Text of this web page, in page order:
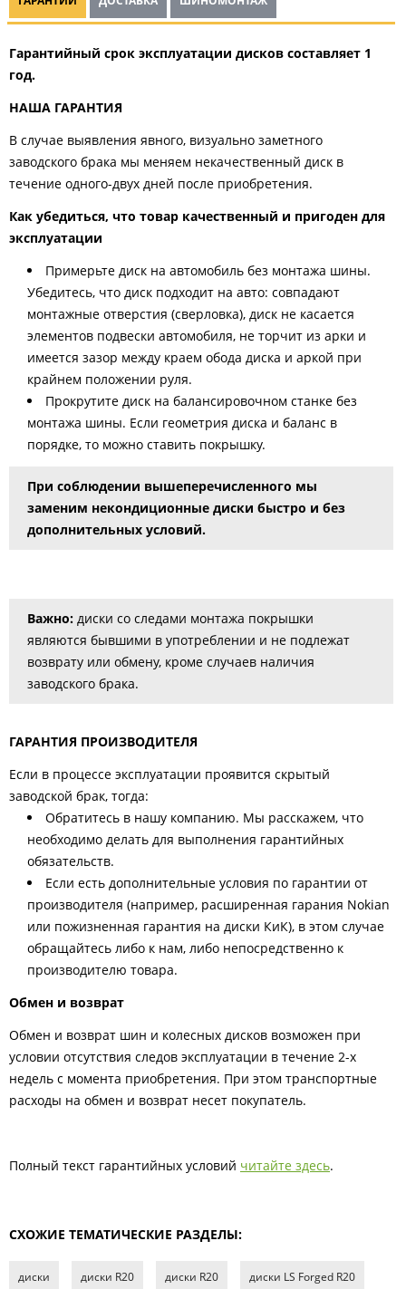
Гарантийный срок эксплуатации дисков составляет 1
год.
НАША ГАРАНТИЯ
В случае выявления явного, визуально заметного
заводского брака мы меняем некачественный диск в
течение одного-двух дней после приобретения.
Как убедиться, что товар качественный и пригоден для
эксплуатации
Примерьте диск на автомобиль без монтажа шины.
Убедитесь, что диск подходит на авто: совпадают
монтажные отверстия (сверловка), диск не касается
элементов подвески автомобиля, не торчит из арки и
имеется зазор между краем обода диска и аркой при
крайнем положении руля.
Прокрутите диск на балансировочном станке без
монтажа шины. Если геометрия диска и баланс в
порядке, то можно ставить покрышку.
При соблюдении вышеперечисленного мы
заменим некондиционные диски быстро и без
дополнительных условий.
Важно: диски со следами монтажа покрышки
являются бывшими в употреблении и не подлежат
возврату или обмену, кроме случаев наличия
заводского брака.
ГАРАНТИЯ ПРОИЗВОДИТЕЛЯ
Если в процессе эксплуатации проявится скрытый
заводской брак, тогда:
Обратитесь в нашу компанию. Мы расскажем, что
необходимо делать для выполнения гарантийных
обязательств.
Если есть дополнительные условия по гарантии от
производителя (например, расширенная гарания Nokian
или пожизненная гарантия на диски КиК), в этом случае
обращайтесь либо к нам, либо непосредственно к
производителю товара.
Обмен и возврат
Обмен и возврат шин и колесных дисков возможен при
условии отсутствия следов эксплуатации в течение 2-х
недель с момента приобретения. При этом транспортные
расходы на обмен и возврат несет покупатель.
Полный текст гарантийных условий читайте здесь.
СХОЖИЕ ТЕМАТИЧЕСКИЕ РАЗДЕЛЫ:
диски диски R20 диски R20 диски LS Forged R20